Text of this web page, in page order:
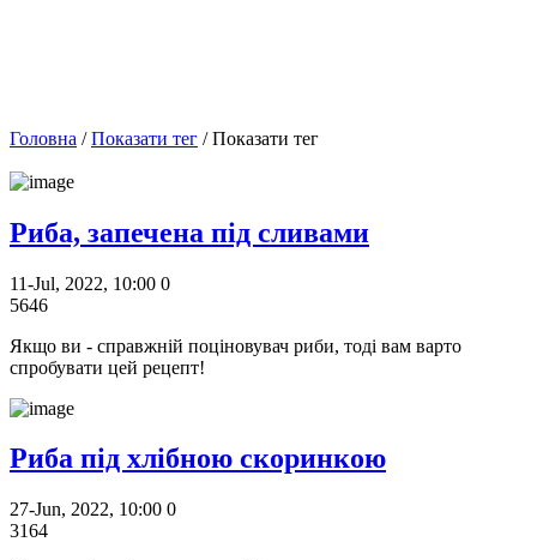
Головна /Показати тег / Показати тег
Риба, запечена під сливами
11-Jul, 2022, 10:00 0
5646
Якщо ви - справжній поціновувач риби, тоді вам варто
спробувати цей рецепт!
Риба під хлібною скоринкою
27-Jun, 2022, 10:00 0
3164